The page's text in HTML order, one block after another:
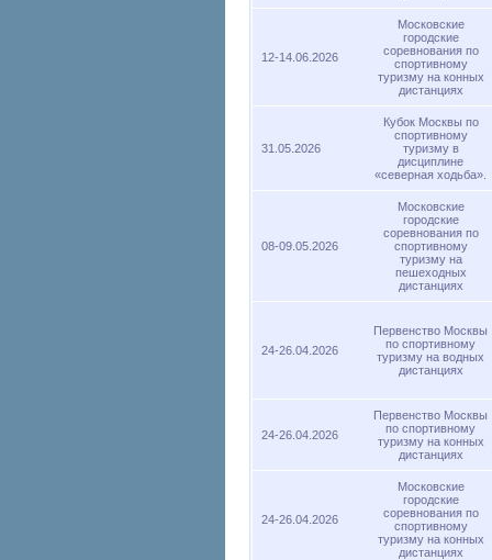
12-14.06.2026
Московские
городские
соревнования по
спортивному
туризму на конных
дистанциях
31.05.2026
Кубок Москвы по
спортивному
туризму в
дисциплине
«северная ходьба».
08-09.05.2026
Московские
городские
соревнования по
спортивному
туризму на
пешеходных
дистанциях
24-26.04.2026
Первенство Москвы
по спортивному
туризму на водных
дистанциях
24-26.04.2026
Первенство Москвы
по спортивному
туризму на конных
дистанциях
24-26.04.2026
Московские
городские
соревнования по
спортивному
туризму на конных
дистанциях